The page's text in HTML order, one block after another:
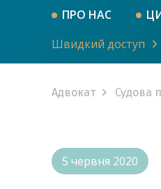
ПРО НАС
Швидкий доступ
Адвокат Судова
5 червня 2020